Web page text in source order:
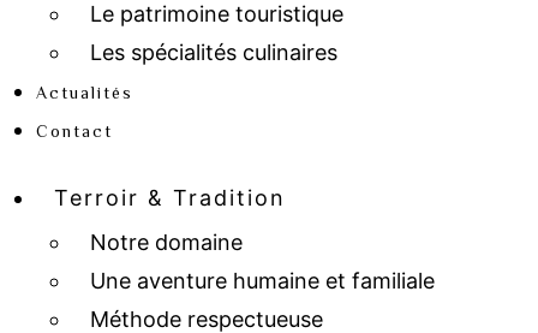
Le patrimoine touristique
Les spécialités culinaires
Actualités
Contact
Terroir & Tradition
Notre domaine
Une aventure humaine et familiale
Méthode respectueuse